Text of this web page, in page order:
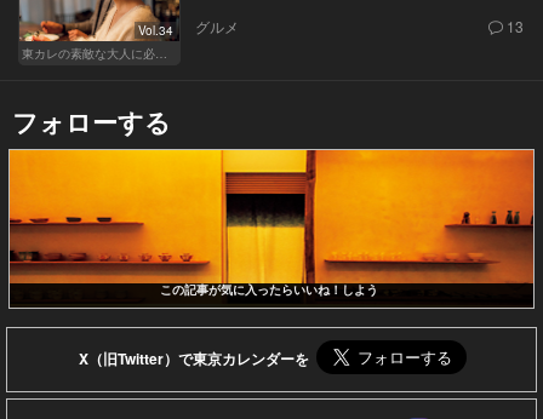
Vol.34
グルメ 13
フォローする
この記事が気に入ったらいいね！しよう
X（旧Twitter）で東京カレンダーを